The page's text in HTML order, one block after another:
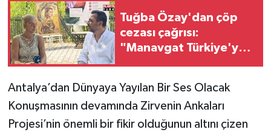
Tuğba Özay'dan çöp
cezası çağrısı:
"Manavgat Türkiye'ye
Antalya’dan Dünyaya Yayılan Bir Ses Olacak
Konuşmasının devamında Zirvenin Ankaları
Projesi’nin önemli bir fikir olduğunun altını çizen